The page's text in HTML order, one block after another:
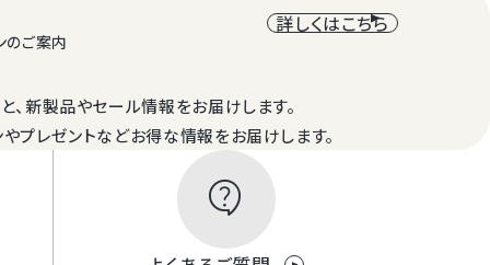
のご案内
詳しくはこちら
、新製品やセール情報をお届けします。
プレゼントなどお得な情報をお届けします。
contact_support